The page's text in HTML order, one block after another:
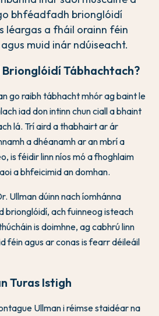
bhféadfadh brionglóidí
léargas a fháil orainn féin
muid inár ndúiseacht.
Tábhachtach?
go raibh tábhacht mhór ag baint le
iad don intinn chun ciall a bhaint
lá. Trí aird a thabhairt ar ár
a dhéanamh ar an mbrí a
is féidir linn níos mó a fhoghlaim
a bhfeicimid an domhan.
Ullman dúinn nach íomhánna
brionglóidí, ach fuinneog isteach
is doimhne, ag cabhrú linn
féin agus ar conas is fearr déileáil
Turas Istigh
Ullman i réimse staidéar na